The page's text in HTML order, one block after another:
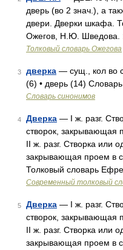
дверь (во 2 знач.), а
двери. Дверки шкафа.
Ожегов, Н.Ю. Шведова.
Толковый словарь Ожегова
3 дверка — сущ., кол во
(6) • дверь (14)
Словарь синонимов
4 Дверка — I ж. разг.
створок, закрывающая
II ж. разг. Створка или
закрывающая проем в
Толковый словарь
Современный толковый
5 Дверка — I ж. разг.
створок, закрывающая
II ж. разг. Створка или
закрывающая проем в